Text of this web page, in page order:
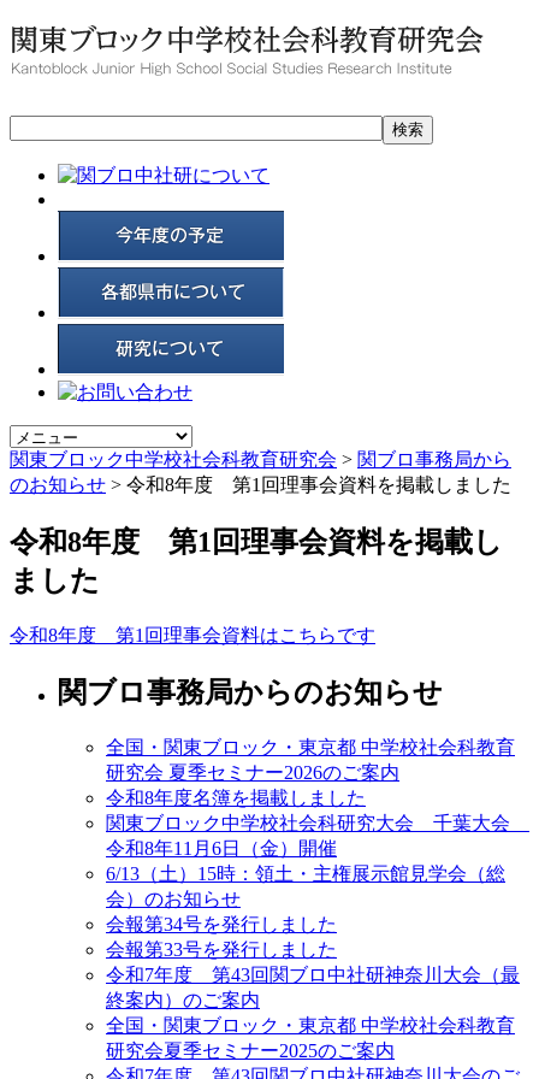
関東ブロック中学校社会科教育研究会 > 関ブロ事務局から
のお知らせ > 令和8年度 第1回理事会資料を掲載しました
令和8年度 第1回理事会資料を掲載し
ました
令和8年度 第1回理事会資料はこちらです
関ブロ事務局からのお知らせ
全国・関東ブロック・東京都 中学校社会科教育
研究会 夏季セミナー2026のご案内
令和8年度名簿を掲載しました
関東ブロック中学校社会科研究大会 千葉大会
令和8年11月6日（金）開催
6/13（土）15時：領土・主権展示館見学会（総
会）のお知らせ
会報第34号を発行しました
会報第33号を発行しました
令和7年度 第43回関ブロ中社研神奈川大会（最
終案内）のご案内
全国・関東ブロック・東京都 中学校社会科教育
研究会夏季セミナー2025のご案内